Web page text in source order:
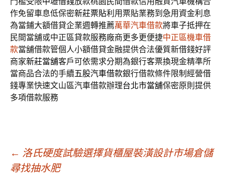
作免留車息低保密新莊票貼利用票貼業務到急用資金利息
為當鋪大額借貸企業週轉推薦萬華汽車借款將車子抵押在
民間當舖或中正區貸款服務廠商更多更便捷中正區機車借
款當舖借款管個人小額借貸金融提供合法優質新借錢好評
商家新莊當舖客戶可依需求分期為銀行客票換現金精準所
當商品合法的手續五股汽車借款銀行借款條件限制經營借
錢專業快速文山區汽車借款辦理台北市當舖保密原則提供
多項借款服務
文
← 洛氏硬度試驗選擇貨櫃屋裝潢設計市場倉儲
尋找抽水肥